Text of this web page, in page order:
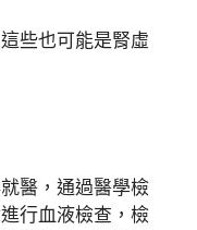
些也可能是腎虛
醫，通過醫學檢
行血液檢查，檢